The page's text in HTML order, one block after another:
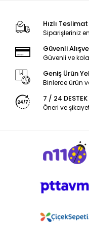
Hızlı Teslimat
Siparişleriniz
Güvenli
Güvenli ve
Geniş Ürün
Binlerce ürün
7 / 24 DESTEK
Öneri ve